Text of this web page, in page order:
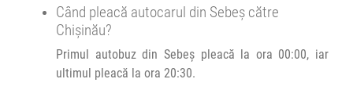
Când pleacă autocarul din Sebeș către
Chișinău?
Primul autobuz din Sebeș pleacă la ora 00:00, iar
ultimul pleacă la ora 20:30.